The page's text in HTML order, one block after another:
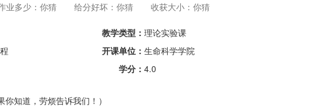
业多少：你猜 给分好坏：你猜 收获大小：你猜
教学类型： 理论实验课
开课单位： 生命科学学院
学分： 4.0
你知道，劳烦告诉我们！）